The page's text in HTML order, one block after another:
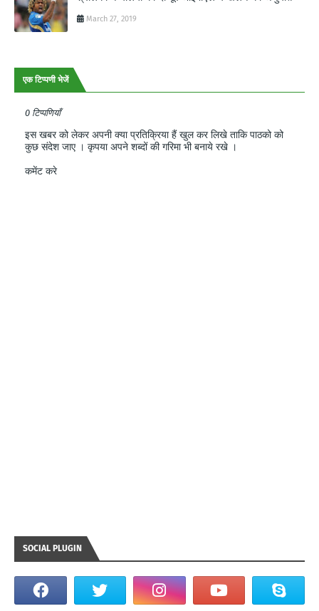
March 27, 2019
एक टिप्पणी भेजें
0 टिप्पणियाँ
इस खबर को लेकर अपनी क्या प्रतिक्रिया हैं खुल कर लिखे ताकि पाठको को
कुछ संदेश जाए । कृपया अपने शब्दों की गरिमा भी बनाये रखे ।
कमेंट करे
SOCIAL PLUGIN